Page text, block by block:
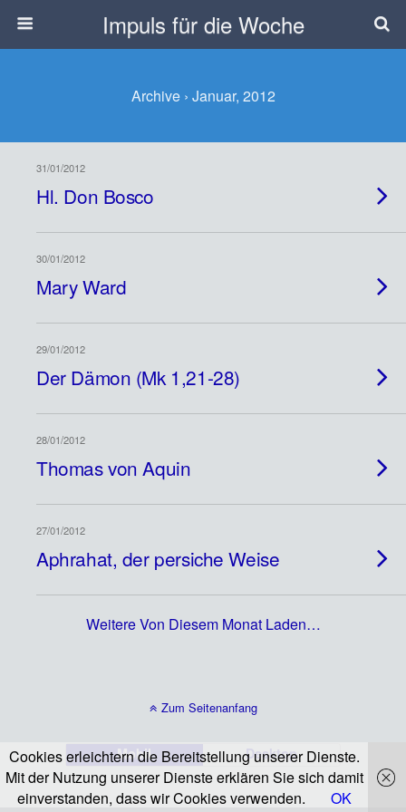
Impuls für die Woche
Archive › Januar, 2012
31/01/2012
Hl. Don Bosco
30/01/2012
Mary Ward
29/01/2012
Der Dämon (Mk 1,21-28)
28/01/2012
Thomas von Aquin
27/01/2012
Aphrahat, der persiche Weise
Weitere Von Diesem Monat Laden…
Zum Seitenanfang
Mobil Desktop
Cookies erleichtern die Bereitstellung unserer Dienste.
Mit der Nutzung unserer Dienste erklären Sie sich damit
einverstanden, dass wir Cookies verwenden.
OK